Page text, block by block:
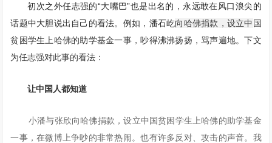
初次之外任志强的“大嘴巴”也是出名的，永远敢在风口浪尖的
话题中大胆说出自己的看法。例如，潘石屹向哈佛捐款，设立中 国
贫困学生上哈佛的助学基金一事，吵得沸沸扬扬，骂声遍地。下文
为任志强对此事的看法：
让中国人都知道
小潘与张欣向哈佛捐款，设立中国贫困学生上哈佛的助学基金
一事，在微博上争吵的非常热闹。也有许多反对、攻击的声音。我